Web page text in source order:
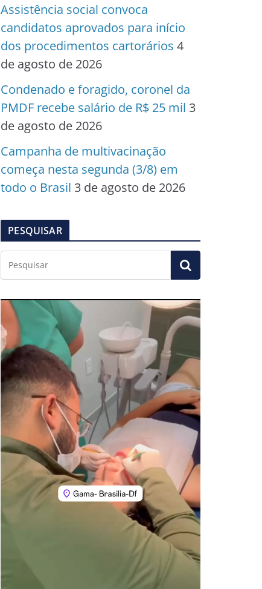
Assistência social convoca
candidatos aprovados para início
dos procedimentos cartorários 4
de agosto de 2026
Condenado e foragido, coronel da
PMDF recebe salário de R$ 25 mil 3
de agosto de 2026
Campanha de multivacinação
começa nesta segunda (3/8) em
todo o Brasil 3 de agosto de 2026
PESQUISAR